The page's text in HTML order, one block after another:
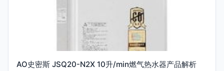
AO史密斯 JSQ20-N2X 10升/min燃气热水器产品解析